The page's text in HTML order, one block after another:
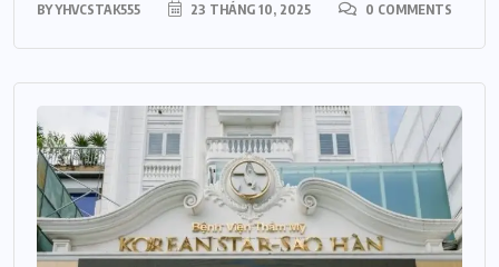
BYYHVCSTAK555 23 THÁNG 10, 2025 0 COMMENTS